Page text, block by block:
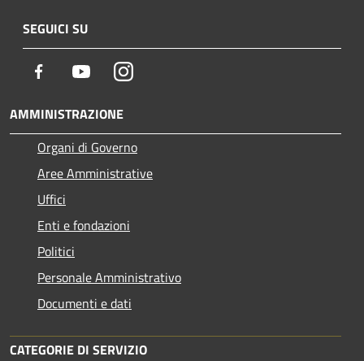
SEGUICI SU
Facebook YoutubeInstagram
AMMINISTRAZIONE
Organi di Governo
Aree Amministrative
Uffici
Enti e fondazioni
Politici
Personale Amministrativo
Documenti e dati
CATEGORIE DI SERVIZIO